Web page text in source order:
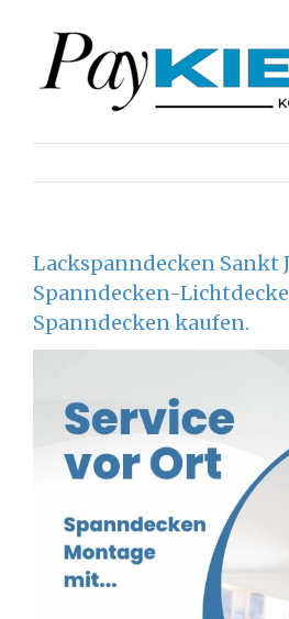
springen
Lackspanndecken Sankt
Spanndecken-
Spanndecken kaufen.